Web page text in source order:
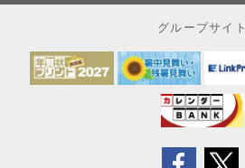
グループサイト